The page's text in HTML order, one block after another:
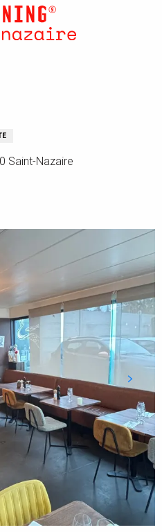
Saint-Nazaire